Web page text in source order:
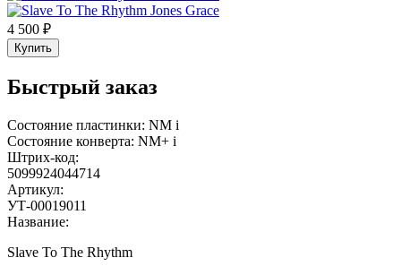
4 500 ₽
Купить
Быстрый заказ
Состояние пластинки: NM i
Состояние конверта: NM+ i
Штрих-код:
5099924044714
Артикул:
УТ-00019011
Название:
Slave To The Rhythm